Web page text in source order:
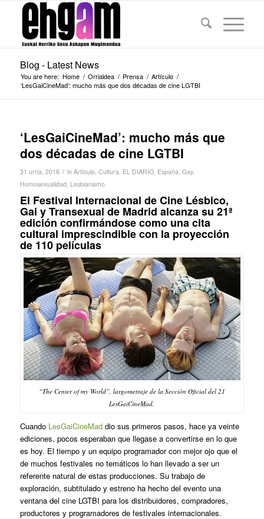
Blog - Latest News
You are here: Home / Orrialdea / Prensa / Artículo /
‘LesGaiCineMad’: mucho más que dos décadas de cine LGTBI
‘LesGaiCineMad’: mucho más que
dos décadas de cine LGTBI
31 urria, 2016 / in Artículo, Cultura, EL DIARIO, España, Gay,
Homosexualidad, Lesbianismo
El Festival Internacional de Cine Lésbico,
Gai y Transexual de Madrid alcanza su 21ª
edición confirmándose como una cita
cultural imprescindible con la proyección
de 110 películas
“The Center of my World”, largometraje de la Sección Oficial del 21
LesGaiCineMad.
Cuando LesGaiCineMaddio sus primeros pasos, hace ya veinte
ediciones, pocos esperaban que llegase a convertirse en lo que
es hoy. El tiempo y un equipo programador con mejor ojo que el
de muchos festivales no temáticos lo han llevado a ser un
referente natural de estas producciones. Su trabajo de
exploración, subtitulado y estreno ha hecho del evento una
ventana del cine LGTBI para los distribuidores, compradores,
productores y programadores de festivales internacionales.